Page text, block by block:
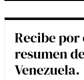
Recibe
resumen
Venezuela.